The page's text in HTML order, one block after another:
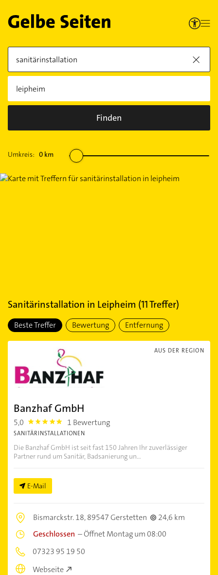
Finden
Umkreis: 0 km
Sanitärinstallation in Leipheim (11Treffer)
Beste Treffer Bewertung Entfernung
AUS DER REGION
Banzhaf GmbH
5,0 5.0 1 Bewertung
SANITÄRINSTALLATIONEN
Die Banzhaf GmbH ist seit fast 150 Jahren Ihr zuverlässiger
Partner rund um Sanitär, Badsanierung un...
E-Mail
Bismarckstr. 18,89547 Gerstetten
24,6 km
Geschlossen –Öffnet Montag um 08:00
07323 95 19 50
Webseite